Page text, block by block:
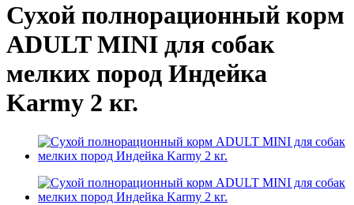
Сухой полнорационный корм
ADULT MINI для собак
мелких пород Индейка
Karmy 2 кг.